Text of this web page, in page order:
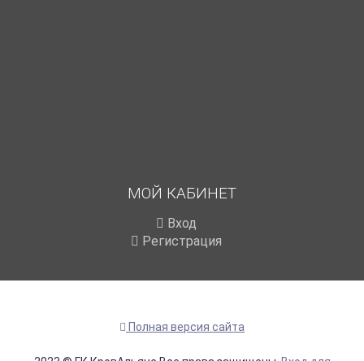
МОЙ КАБИНЕТ
Вход
Регистрация
Полная версия сайта